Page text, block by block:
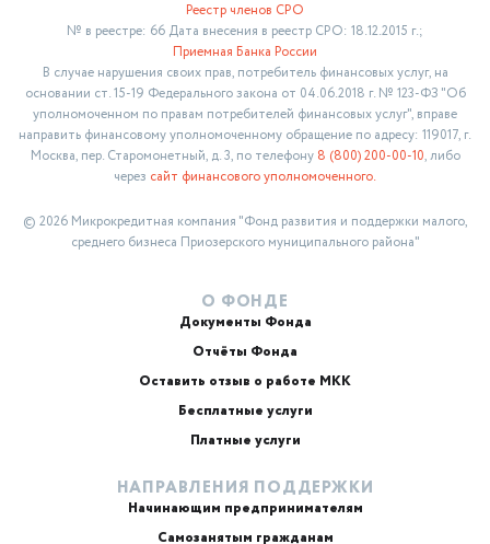
Реестр членов СРО
№ в реестре: 66 Дата внесения в реестр СРО: 18.12.2015 г.;
Приемная Банка России
В случае нарушения своих прав, потребитель финансовых услуг, на
основании ст. 15-19 Федерального закона от 04.06.2018 г. № 123-ФЗ "Об
уполномоченном по правам потребителей финансовых услуг", вправе
направить финансовому уполномоченному обращение по адресу: 119017, г.
Москва, пер. Старомонетный, д. 3, по телефону 8 (800) 200-00-10, либо
через сайт финансового уполномоченного.
© 2026 Микрокредитная компания "Фонд развития и поддержки малого,
среднего бизнеса Приозерского муниципального района"
О ФОНДЕ
Документы Фонда
Отчёты Фонда
Оставить отзыв о работе МКК
Бесплатные услуги
Платные услуги
НАПРАВЛЕНИЯ ПОДДЕРЖКИ
Начинающим предпринимателям
Самозанятым гражданам